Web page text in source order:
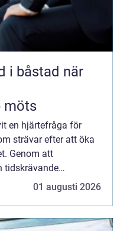
när
möts
en hjärtefråga för
strävar efter att öka
Genom att
tidskrävande
01 augusti 2026